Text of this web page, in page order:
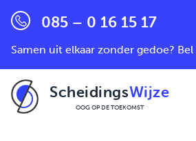
085 – 0 16 15 17
Samen uit elkaar zonder gedoe?
ScheidingsWijze
OOG OP DE TOEKOMST